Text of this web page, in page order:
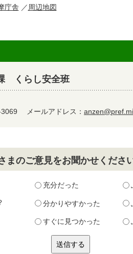
庁舎 ／ 周辺地図
くらし安全班
3069 メールアドレス：
まのご意見をお聞かせくださ
充分だった
分かりやすかった
すぐに見つかった